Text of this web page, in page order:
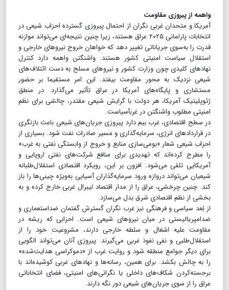
​​​​​​​واهمه از پیروزی مقاومت
آمریکا و متحدان غربی نگران از احتمال پیروزی گسترده احزاب شیعی در
انتخابات پارلمانی ۲۰۲۵ عراق ‌هستند، زیرا چنین نتیجه‌ای می‌تواند موازنه
قدرت را به‌سوی جریاناتی تغییر دهد که خواهان خروج نیروهای خارجی و
استقلال سیاست امنیتی کشور هستند. واشنگتن واهمه دارد کنترل
نهادهای کلیدی چون وزارت کشور و نیروهای مسلح به دست ائتلاف‌های
شیعی نزدیک به محور مقاومت بیفتد. این امر مستقیما بر حضور
مستشاری و پایگاه‌های آمریکا در عراق تأثیر می‌گذارد. در منطق
ژئوپلیتیک آمریکا، هر دولت با گرایش شیعی مقتدر، چالشی برای نظم
امنیتی مطلوب واشنگتن در غرب‎آسیاست.
در سطح اقتصادی، غرب بیم دارد پیروزی جریان‌های شیعی باعث بازنگری
در قراردادهای انرژی، سرمایه‌گذاری و مسیر صادرات نفت شود. بسیاری از
احزاب شیعی شعار «بومی‌سازی منابع و خروج از وابستگی نفتی به غرب»
را مطرح کرده‌اند که تهدیدی برای منافع شرکت‌های نفتی اروپایی و
آمریکایی تلقی می‌شود. افزون بر این، رویکرد اقتصادی استقلال‌طلبانه
شیعیان می‌تواند دروازه ورود سرمایه‌گذاران آسیایی به‌ویژه چینی‌ها را باز
کند. چنین چرخشی، عراق را از مدار اقتصاد لیبرال غربی خارج کرده و به
بخشی از نظم اقتصادی شرق بدل می‌سازد.
از بُعد سیاسی و فرهنگی نیز غرب نگران گسترش گفتمان ضد‌استعماری و
ضدامپریالیستی در میان نیروهای شیعی است. احزابی که ریشه در
مقاومت علیه اشغال و سلطه خارجی دارند، مشروعیت خود را از
استقلال‌طلبی و نفی نفوذ غربی می‌گیرند. پیروزی آنان می‌تواند الگویی
برای دیگر جوامع منطقه شود و روایت غرب از «دموکراسی هدایت‌شده»
را به چالش بکشد. برای همین، رسانه‌ها و نهادهای غربی کوشیده‌اند با
برجسته‌کردن شکاف‌های داخلی یا نگرانی‌های امنیتی، فضای انتخاباتی
عراق را از سوی جریان‌های شیعی دور نگه دارند.